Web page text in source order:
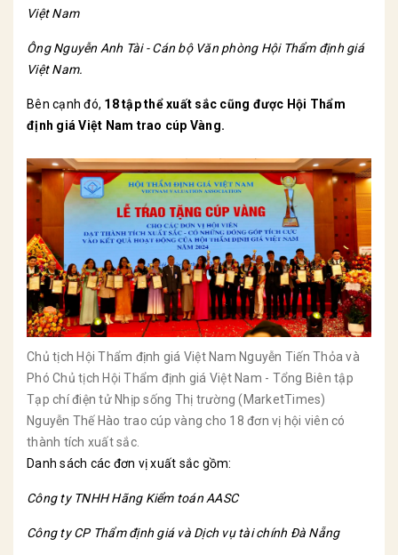
Việt Nam
Ông Nguyễn Anh Tài - Cán bộ Văn phòng Hội Thẩm định giá
Việt Nam.
Bên cạnh đó, 18 tập thể xuất sắc cũng được Hội Thẩm
định giá Việt Nam trao cúp Vàng.
Chủ tịch Hội Thẩm định giá Việt Nam Nguyễn Tiến Thỏa và
Phó Chủ tịch Hội Thẩm định giá Việt Nam - Tổng Biên tập
Tạp chí điện tử Nhịp sống Thị trường (MarketTimes)
Nguyễn Thế Hào trao cúp vàng cho 18 đơn vị hội viên có
thành tích xuất sắc.
Danh sách các đơn vị xuất sắc gồm:
Công ty TNHH Hãng Kiểm toán AASC
Công ty CP Thẩm định giá và Dịch vụ tài chính Đà Nẵng